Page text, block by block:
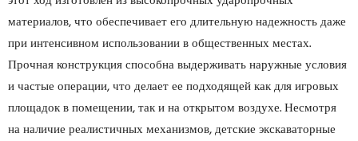
материалов, что обеспечивает его длительную надежность даже
при интенсивном использовании в общественных местах.
Прочная конструкция способна выдерживать наружные условия
и частые операции, что делает ее подходящей как для игровых
площадок в помещении, так и на открытом воздухе. Несмотря
на наличие реалистичных механизмов, детские экскаваторные